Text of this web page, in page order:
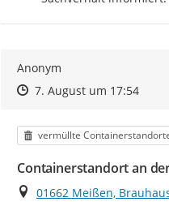
Anonym
Zeitpunkt des Erstellens
Zeitpunkt des Erstellens
7. August um 17:54Zur
Kategorie
vermüllte
Containerstandort an
Ort
01662 Meißen,